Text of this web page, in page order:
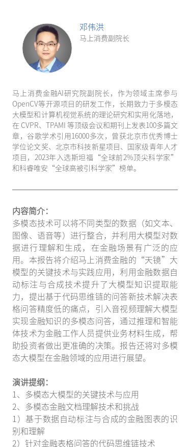
邓伟洪
马上消费副院长
马上消费金融AI研究院副院长，作为领域主席参与
OpenCV等开源项目的研发工作，长期致力于多模态
大模型和计算机视觉系统的理论研究和实用化落地，
在 CVPR、TPAMI 等顶级会议和期刊上发表100多篇文
章，谷歌学术引用16000多次，曾获北京市优秀博士
学位论文奖、北京市科技新星项目、国家级青年人才
项目，2023年入选斯坦福“全球前2%顶尖科学家”
和科睿唯安“全球高被引科学家”榜单。
内容简介：
多模态技术可以将不同类型的数据（如文本、
图像、语音等）进行整合，并利用大模型对数
据进行理解和生成，在金融场景有广泛的应
用。本报告将介绍马上消费金融的“天镜”大
模型的关键技术与实践应用，利用金融数据自
动标注与合成技术提升了大模型知识提取能
力，提出基于代码思维链的问答新技术解决表
格问答精度低的痛点，引入音视频理解大模型
实现金融知识的多模态问答，通过推理和智能
体技术为金融工作人员提供业务材料生成，帮
助投资者做出更准确的决策。报告还将对多模
态大模型在金融领域的应用进行展望。
演讲提纲：
1、多模态大模型的关键技术与应用
2、多模态金融文档理解技术和挑战
1）基于数据自动标注与合成的金融图表的识
别和理解
2）针对金融表格问答的代码思维链技术